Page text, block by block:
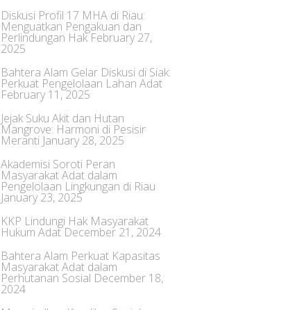
Diskusi Profil 17 MHA di Riau:
Menguatkan Pengakuan dan
Perlindungan Hak February 27,
2025
Bahtera Alam Gelar Diskusi di Siak:
Perkuat Pengelolaan Lahan Adat
February 11, 2025
Jejak Suku Akit dan Hutan
Mangrove: Harmoni di Pesisir
Meranti January 28, 2025
Akademisi Soroti Peran
Masyarakat Adat dalam
Pengelolaan Lingkungan di Riau
January 23, 2025
KKP Lindungi Hak Masyarakat
Hukum Adat December 21, 2024
Bahtera Alam Perkuat Kapasitas
Masyarakat Adat dalam
Perhutanan Sosial December 18,
2024